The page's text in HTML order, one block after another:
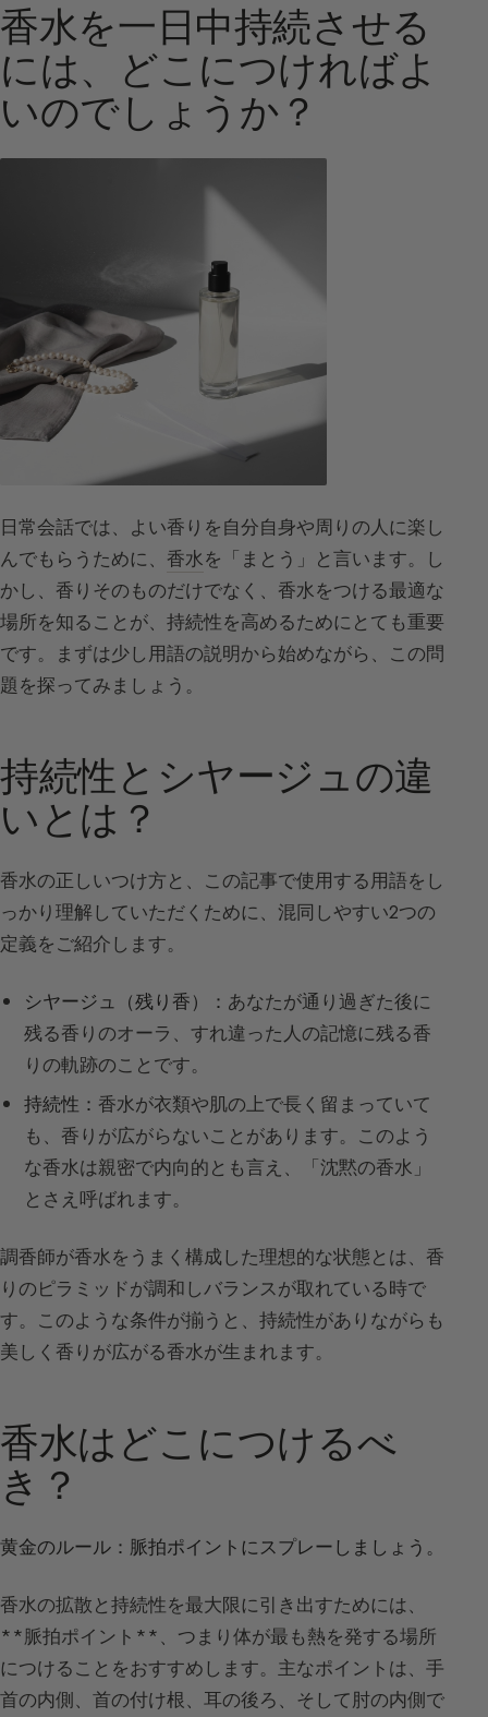
香水を一日中持続させる
には、どこにつければよ
いのでしょうか？
日常会話では、よい香りを自分自身や周りの人に楽し
んでもらうために、 香水を「まとう」と言います。し
かし、香りそのものだけでなく、香水をつける最適な
場所を知ることが、持続性を高めるためにとても重要
です。まずは少し用語の説明から始めながら、この問
題を探ってみましょう。
持続性とシヤージュの違
いとは？
香水の正しいつけ方と、この記事で使用する用語をし
っかり理解していただくために、混同しやすい2つの
定義をご紹介します。
シヤージュ（残り香）： あなたが通り過ぎた後に
残る香りのオーラ、すれ違った人の記憶に残る香
りの軌跡のことです。
持続性： 香水が衣類や肌の上で長く留まっていて
も、香りが広がらないことがあります。このよう
な香水は親密で内向的とも言え、「沈黙の香水」
とさえ呼ばれます。
調香師が香水をうまく構成した理想的な状態とは、香
りのピラミッドが調和しバランスが取れている時で
す。このような条件が揃うと、持続性がありながらも
美しく香りが広がる香水が生まれます。
香水はどこにつけるべ
き？
黄金のルール：脈拍ポイントにスプレーしましょう。
香水の拡散と持続性を最大限に引き出すためには、
**脈拍ポイント**、つまり体が最も熱を発する場所
につけることをおすすめします。主なポイントは、手
首の内側、首の付け根、耳の後ろ、そして肘の内側で